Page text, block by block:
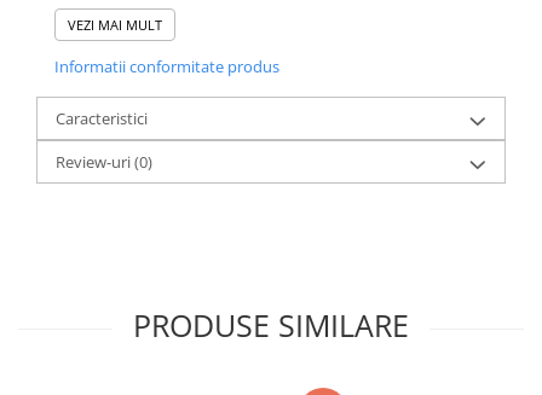
VEZI MAI MULT
Informatii conformitate produs
Caracteristici
Review-uri(0)
PRODUSE SIMILARE